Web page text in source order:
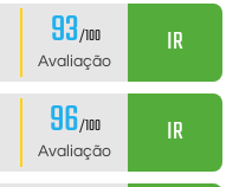
93/100
Avaliação
IR
96/100
Avaliação
IR